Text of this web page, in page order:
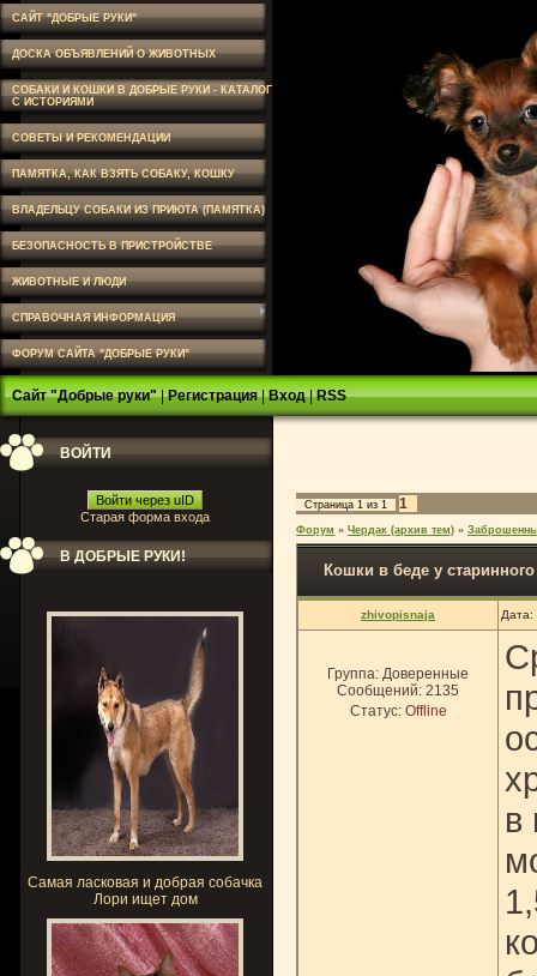
САЙТ "ДОБРЫЕ РУКИ"
ДОСКА ОБЪЯВЛЕНИЙ О ЖИВОТНЫХ
СОБАКИ И КОШКИ В ДОБРЫЕ РУКИ - КАТАЛОГ
С ИСТОРИЯМИ
СОВЕТЫ И РЕКОМЕНДАЦИИ
ПАМЯТКА, КАК ВЗЯТЬ СОБАКУ, КОШКУ
ВЛАДЕЛЬЦУ СОБАКИ ИЗ ПРИЮТА (ПАМЯТКА)
БЕЗОПАСНОСТЬ В ПРИСТРОЙСТВЕ
ЖИВОТНЫЕ И ЛЮДИ
СПРАВОЧНАЯ ИНФОРМАЦИЯ
ФОРУМ САЙТА "ДОБРЫЕ РУКИ"
Сайт "Добрые руки"|Регистрация|Вход|RSS
ВОЙТИ
Войти через uID
Старая форма входа
В ДОБРЫЕ РУКИ!
Самая ласковая и добрая собачка
Лори ищет дом
Страница 1 из 1 1
Форум » Чердак (архив тем) »
Кошки в беде у
zhivopisnaja Дата:
Группа: Доверенные
Сообщений: 2135
Статус: Offline
в